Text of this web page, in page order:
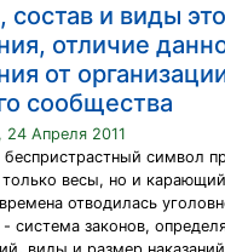
состав и виды
отличие
от
сообщества
24 Апреля 2011
символ
только весы, но и
отводилась
- система законов,